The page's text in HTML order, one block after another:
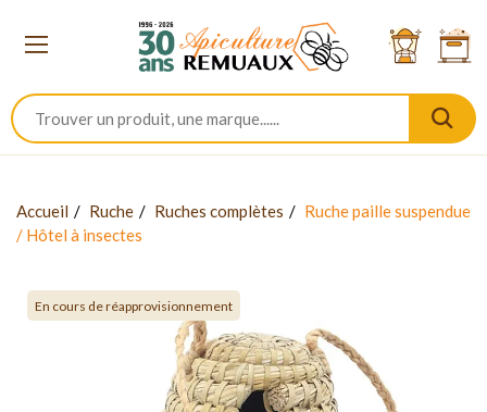
Accueil Ruche Ruches complètes
Ruche paille suspendue
/ Hôtel à insectes
En cours de réapprovisionnement